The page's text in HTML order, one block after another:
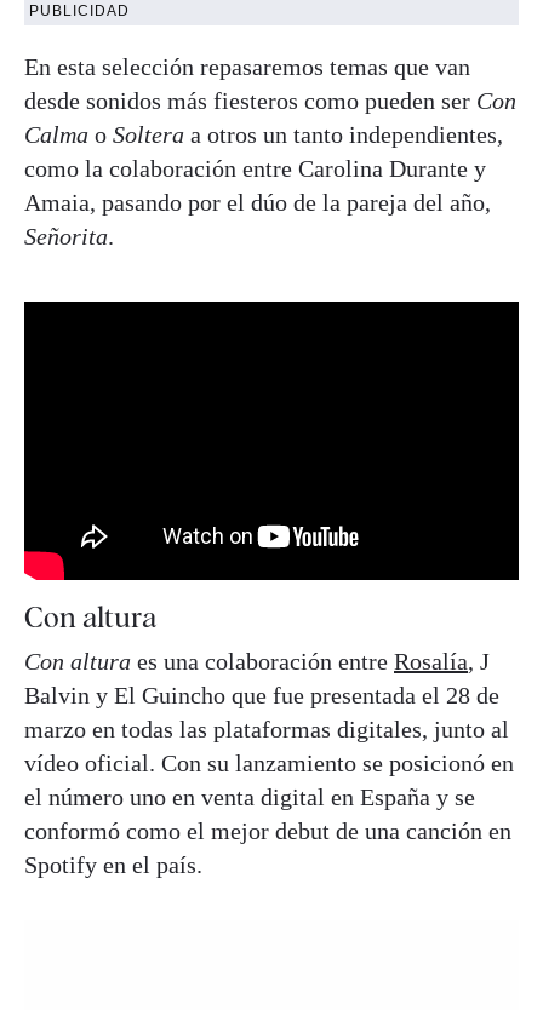
PUBLICIDAD
En esta selección repasaremos temas que van
desde sonidos más fiesteros como pueden ser Con
Calma o Soltera a otros un tanto independientes,
como la colaboración entre Carolina Durante y
Amaia, pasando por el dúo de la pareja del año,
Señorita.
Con altura
Con altura es una colaboración entre Rosalía, J
Balvin y El Guincho que fue presentada el 28 de
marzo en todas las plataformas digitales, junto al
vídeo oficial. Con su lanzamiento se posicionó en
el número uno en venta digital en España y se
conformó como el mejor debut de una canción en
Spotify en el país.